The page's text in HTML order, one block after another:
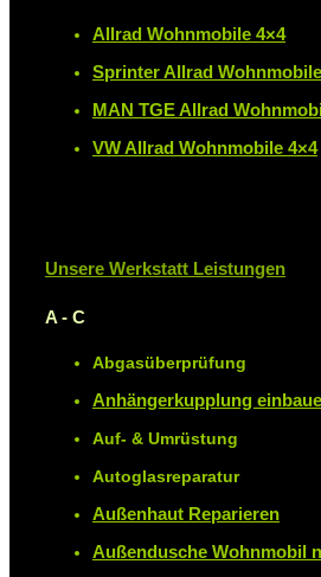
Allrad Wohnmobile 4×4
Sprinter Allrad
MAN TGE Allrad
VW Allrad Wohnmobile 4×4
Unsere Werkstatt Leistungen
A - C
Abgasüberprüfung
Anhängerkupplung
Auf- & Umrüstung
Autoglasreparatur
Außenhaut Reparieren
Außendusche Wohnmobil